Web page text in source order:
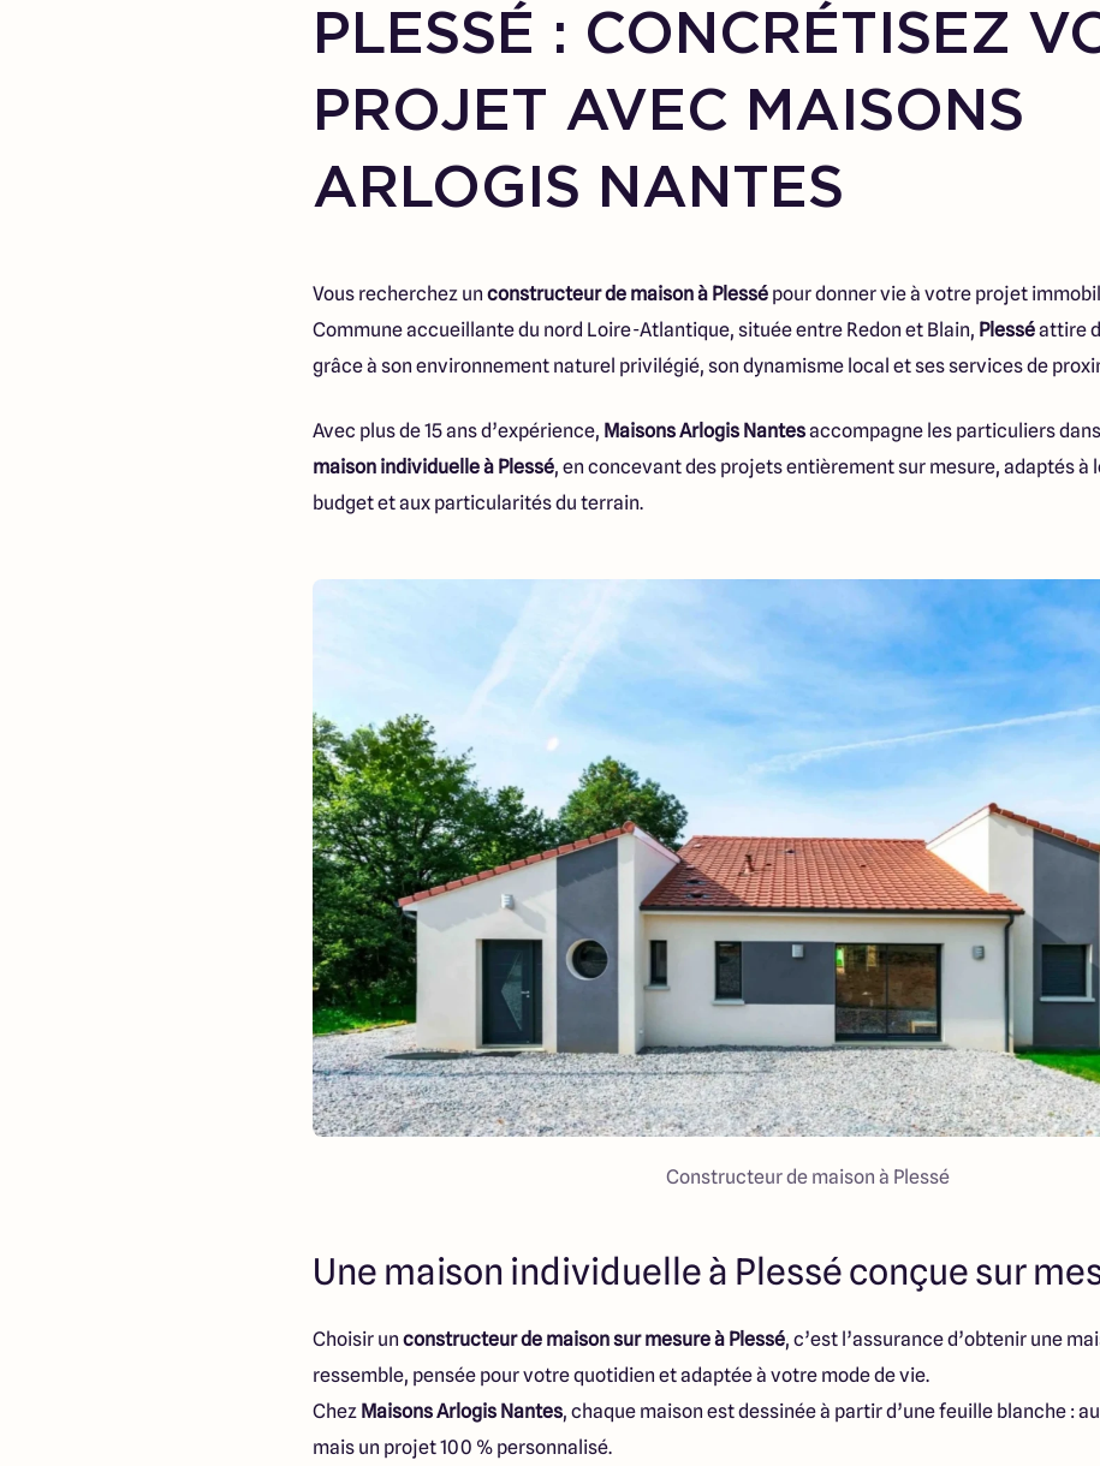
PLESSÉ : CONCRÉTISEZ
PROJET AVEC MAISONS
ARLOGIS NANTES
Vous recherchez un constructeur de maison à Plessé pour donner vie à votre projet
Commune accueillante du nord Loire-Atlantique, située entre Redon et Blain, Plesséattire
grâce à son environnement naturel privilégié, son dynamisme local et ses services de
Avec plus de 15 ans d’expérience, Maisons Arlogis Nantesaccompagne les particuliers
maison individuelle à Plessé, en concevant des projets entièrement sur mesure, adaptés à
budget et aux particularités du terrain.
Constructeur de maison à Plessé
Une maison individuelle à Plessé conçue sur
Choisir un constructeur de maison sur mesure à Plessé, c’est l’assurance d’obtenir une
ressemble, pensée pour votre quotidien et adaptée à votre mode de vie.
Chez Maisons Arlogis Nantes, chaque maison est dessinée à partir d’une feuille blanche :
mais un projet 100 % personnalisé.